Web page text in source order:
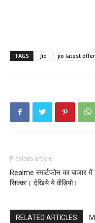
TAGS Jio jio latest
Previous article
Realme स्मार्टफोन का बाजार
सिक्का। देखिये ये वीडियो।
RELATED ARTICLES